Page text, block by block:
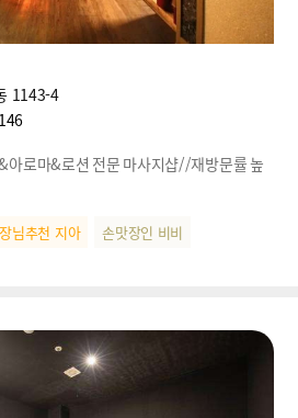
1143-4
146
아로마&로션 전문 마사지샵//재방문률 높
님추천 지아 손맛장인 비비